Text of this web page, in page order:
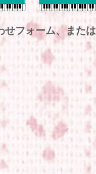
フォーム、また